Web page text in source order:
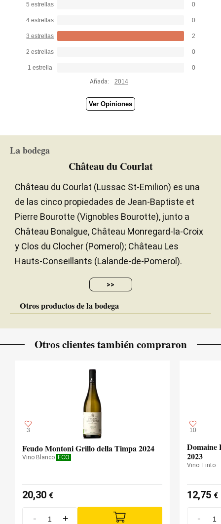
5 estrellas 0
4 estrellas 0
3 estrellas 2
2 estrellas 0
1 estrella
0
Añada:
2014
Ver Opiniones
La bodega
Château du Courlat
Château du Courlat (Lussac St-Emilion) es una
de las cinco propiedades de Jean-Baptiste et
Pierre Bourotte (Vignobles Bourotte), junto a
Château Bonalgue, Château Monregard-la-Croix
y Clos du Clocher (Pomerol); Château Les
Hauts-Conseillants (Lalande-de-Pomerol).
>>
Otros productos de la bodega
Otros clientes también compraron
3
Feudo Montoni Grillo della Timpa 2024
Vino Blanco ECO
20,30 €
- +
10
Domaine
2023
Vino Tinto
12,75 €
-